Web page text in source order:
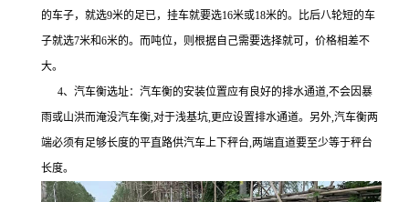
的车子，就选9米的足已，挂车就要选16米或18米的。比后八轮短的车
子就选7米和6米的。而吨位，则根据自己需要选择就可，价格相差不
大。
4、汽车衡选址：汽车衡的安装位置应有良好的排水通道,不会因暴
雨或山洪而淹没汽车衡,对于浅基坑,更应设置排水通道。另外,汽车衡两
端必须有足够长度的平直路供汽车上下秤台,两端直道要至少等于秤台
长度。